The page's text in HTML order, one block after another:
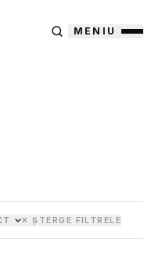
MENIU
✕ ȘTERGE FILTRELE